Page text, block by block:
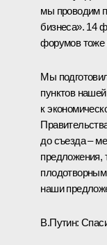
мы проводим
бизнеса». 14
форумов тоже
Мы
пунктов
к
до съезда –
предложения,
наши
В.Путин: